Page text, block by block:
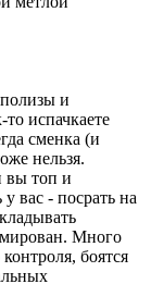
и
испачкаете
сменка (и
нельзя.
вы топ и
вас - посрать на
Много
боятся